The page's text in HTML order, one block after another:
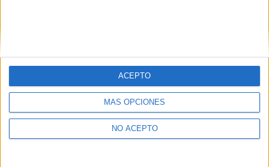
MÁS OPCIONES
NO ACEPTO
ACEPTO